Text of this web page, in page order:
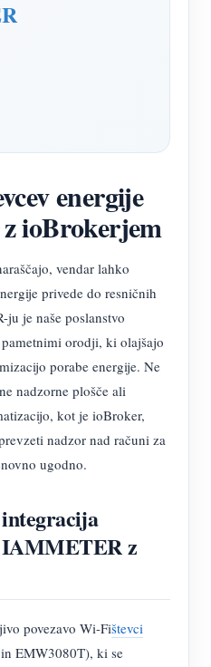
energije
ioBrokerjem
vendar lahko
privede do resničnih
je naše poslanstvo
orodji, ki olajšajo
porabe energije. Ne
nadzorne plošče ali
kot je ioBroker,
nadzor nad računi za
ugodno.
IAMMETER z
povezavo Wi-Fištevci
EMW3080T), ki se